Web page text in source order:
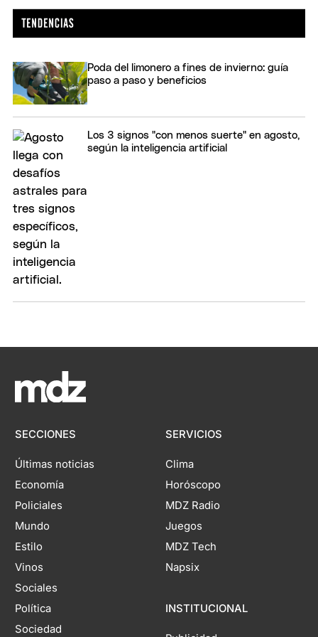
Poda del limonero a fines de invierno: guía
paso a paso y beneficios
Los 3 signos "con menos suerte" en agosto,
según la inteligencia artificial
SECCIONES
Últimas noticias
Economía
Policiales
Mundo
Estilo
Vinos
Sociales
Política
Sociedad
SERVICIOS
Clima
Horóscopo
MDZ Radio
Juegos
MDZ Tech
Napsix
INSTITUCIONAL